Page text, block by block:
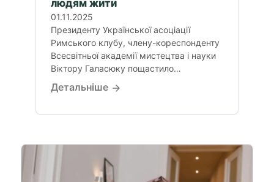
людям жити
01.11.2025
Президенту Української асоціації
Римського клубу, члену-кореспонденту
Всесвітньої академії мистецтва і науки
Віктору Галасюку пощастило
поспілкуватися з видатним українським
лікарем Володимиром...
Детальніше